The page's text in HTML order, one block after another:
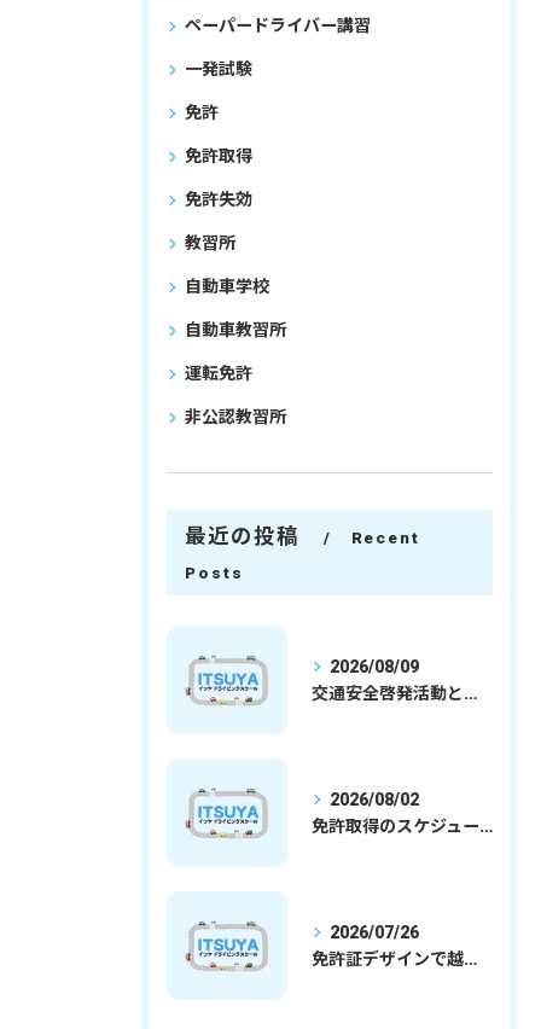
ペーパードライバー講習
一発試験
免許
免許取得
免許失効
教習所
自動車学校
自動車教習所
運転免許
非公認教習所
最近の投稿
Recent
Posts
2026/08/09
交通安全啓発活動と埼玉県さいたま市行田市で免許取得を安心して目指すための実践ガイド
2026/08/02
免許取得のスケジュールを徹底解説学生社会人の通学合宿別プランで最短取得のコツ
2026/07/26
免許証デザインで越谷市愛を表現する埼玉県さいたま市越谷市の免許取得完全ガイド